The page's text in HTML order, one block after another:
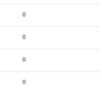
0
0
0
0